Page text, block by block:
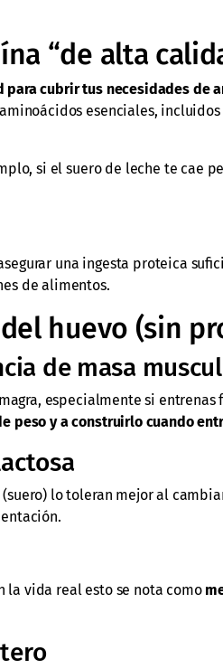
“de alta
para cubrir tus necesidades de
esenciales,
si el suero de leche te cae
una ingesta proteica
de alimentos.
huevo (sin
de masa
especialmente si entrenas
peso y a construirlo cuando
lo toleran mejor al
la vida real esto se nota como